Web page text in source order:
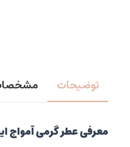
توضیحات
معرفی عطر گرمی آمواج